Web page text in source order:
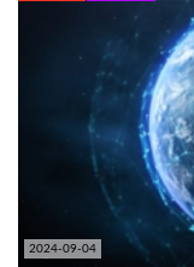
2024-09-04